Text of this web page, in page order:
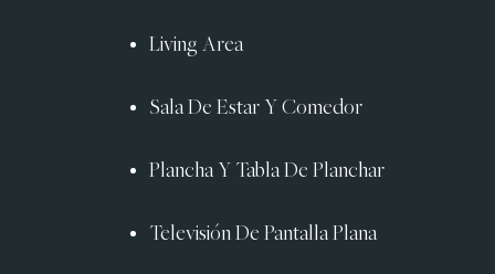
Living Area
Sala De Estar Y Comedor
Plancha Y Tabla De Planchar
Televisión De Pantalla Plana